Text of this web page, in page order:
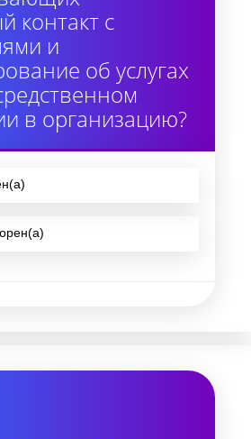
контакт с
и
об услугах
в организацию?